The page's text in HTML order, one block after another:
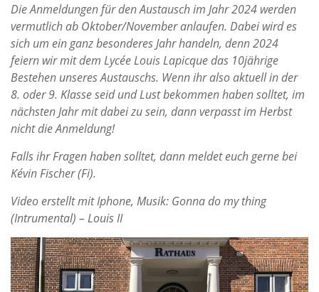
Die Anmeldungen für den Austausch im Jahr 2024 werden
vermutlich ab Oktober/November anlaufen. Dabei wird es
sich um ein ganz besonderes Jahr handeln, denn 2024
feiern wir mit dem Lycée Louis Lapicque das 10jährige
Bestehen unseresAustauschs. Wenn ihr also aktuell in der
8. oder 9. Klasse seid und Lust bekommen habensolltet, im
nächsten Jahr mit dabei zu sein, dann verpasst im Herbst
nicht die Anmeldung!
Falls ihr Fragen haben solltet, dann meldet euch gerne bei
Kévin Fischer (Fi).
Video erstellt mit Iphone, Musik: Gonna do my thing
(Intrumental) – Louis II